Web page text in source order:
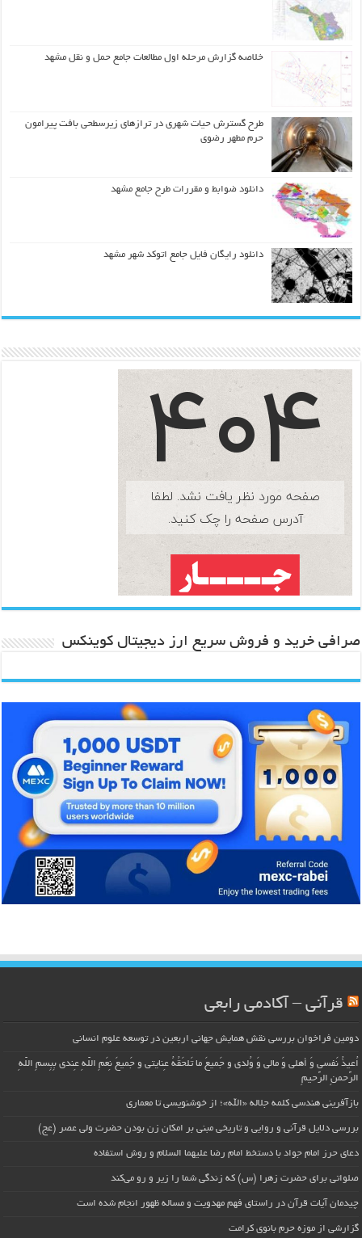
خلاصه گزارش مرحله اول مطالعات جامع حمل و نقل مشهد
طرح گسترش حیات شهري در ترازهاي زیرسطحی بافت پیرامون
حرم مطهر رضوي
دانلود ضوابط و مقررات طرح جامع مشهد
دانلود رایگان فایل جامع اتوکد شهر مشهد
صرافی خرید و فروش سریع ارز دیجیتال کوینکس
قرآنی – آکادمی رابعی
دومین فراخوان بررسی نقش همایش جهانی اربعین در توسعه علوم انسانی
اُعیذُ نَفسی وَ أهلی وَ مالی وَ وُلدی و جَمیعَ ما تَلحَقُهُ عِنایتی و جَمیعَ نِعَمِ اللّهِ عِندی بِبِسمِ اللّهِ
الرَّحمنِ الرَّحیمِ
بازآفرینی هندسی کلمه جلاله «الله»؛ از خوشنویسی تا معماری
بررسی دلایل قرآنی و روایی و تاریخی مبنی بر امکان زن بودن حضرت ولی عصر (عج)
دعای حرز امام جواد با دستخط امام رضا علیهما السلام و روش استفاده
صلواتی برای حضرت زهرا (س) که زندگی شما را زیر و رو می‌کند
چیدمان آیات قرآن در راستای فهم مهدویت و مساله ظهور انجام شده است
گزارشی از موزه حرم بانوی کرامت